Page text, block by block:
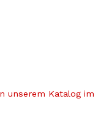
unserem Katalog im